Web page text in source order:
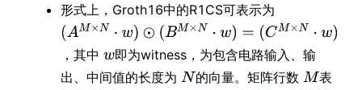
形式上，Groth16中的R1CS可表示为
，其中
即为witness，为包含电路输入、输
出、中间值的长度为
的向量。矩阵行数
表